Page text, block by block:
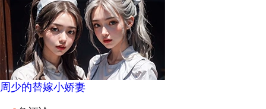
周少的替嫁小娇妻